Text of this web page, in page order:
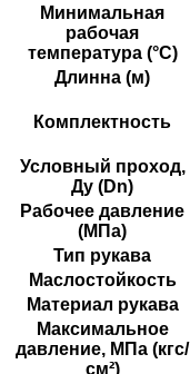
Минимальная
рабочая
температура (°C)
Длинна (м)
Комплектность
Условный проход,
Ду (Dn)
Рабочее давление
(МПа)
Тип рукава
Маслостойкость
Материал рукава
Максимальное
давление, МПа (кгс/
см²)